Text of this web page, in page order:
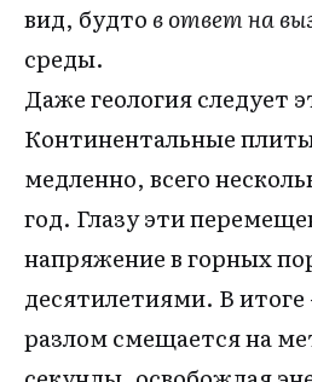
вид, будто в ответ на
среды.
Даже геология следует
Континентальные
медленно, всего
год. Глазу эти
напряжение в горных
десятилетиями. В итоге
разлом смещается на